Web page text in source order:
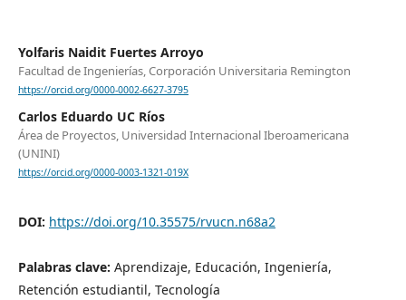
Yolfaris Naidit Fuertes Arroyo
Facultad de Ingenierías, Corporación Universitaria Remington
https://orcid.org/0000-0002-6627-3795
Carlos Eduardo UC Ríos
Área de Proyectos, Universidad Internacional Iberoamericana
(UNINI)
https://orcid.org/0000-0003-1321-019X
DOI: https://doi.org/10.35575/rvucn.n68a2
Palabras clave: Aprendizaje, Educación, Ingeniería,
Retención estudiantil, Tecnología